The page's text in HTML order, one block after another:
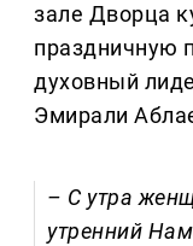
зале Дворца
праздничную
духовный
Эмирали
– С утра
утренний